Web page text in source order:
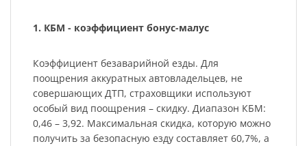
1. КБМ - коэффициент бонус-малус
Коэффициент безаварийной езды. Для
поощрения аккуратных автовладельцев, не
совершающих ДТП, страховщики используют
особый вид поощрения – скидку. Диапазон КБМ:
0,46 – 3,92. Максимальная скидка, которую можно
получить за безопасную езду составляет 60,7%, а